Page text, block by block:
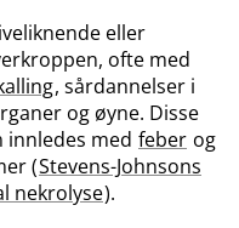
eller
ofte med
, sårdannelser i
og øyne. Disse
med feber og
(Stevens-Johnsons
nekrolyse).